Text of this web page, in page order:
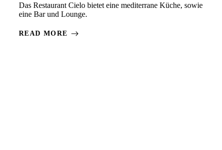
Das Restaurant Cielo bietet eine mediterrane Küche, sowie
eine Bar und Lounge.
READ MORE